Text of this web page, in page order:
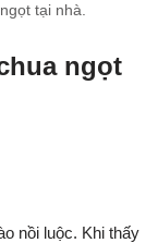
tại nhà.
ngọt
nồi luộc. Khi thấy